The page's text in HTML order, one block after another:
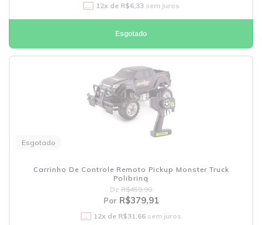
12x de R$6,33sem juros
Esgotado
Esgotado
Carrinho De Controle Remoto Pickup Monster Truck
Polibrinq
De R$459,90
Por R$379,91
12x de R$31,66 sem juros